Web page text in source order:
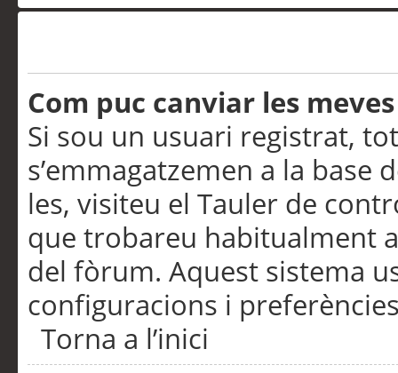
Com puc canviar les
Si sou un usuari registrat,
s’emmagatzemen a la
les, visiteu el Tauler de
que trobareu habitualment
del fòrum. Aquest sistema
configuracions i
Torna a l’inici